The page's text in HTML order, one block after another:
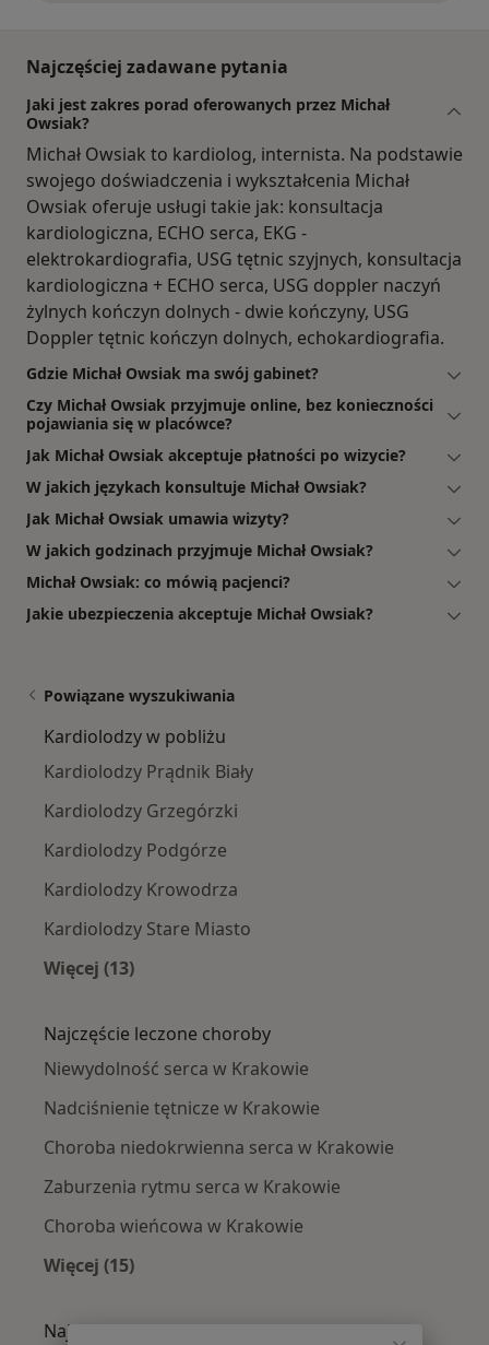
Najczęściej zadawane pytania
Jaki jest zakres porad oferowanych przez Michał
Owsiak?
Michał Owsiak to kardiolog, internista. Na podstawie
swojego doświadczenia i wykształcenia Michał
Owsiak oferuje usługi takie jak: konsultacja
kardiologiczna, ECHO serca, EKG -
elektrokardiografia, USG tętnic szyjnych, konsultacja
kardiologiczna + ECHO serca, USG doppler naczyń
żylnych kończyn dolnych - dwie kończyny, USG
Doppler tętnic kończyn dolnych, echokardiografia.
Gdzie Michał Owsiak ma swój gabinet?
Czy Michał Owsiak przyjmuje online, bez konieczności
pojawiania się w placówce?
Jak Michał Owsiak akceptuje płatności po wizycie?
W jakich językach konsultuje Michał Owsiak?
Jak Michał Owsiak umawia wizyty?
W jakich godzinach przyjmuje Michał Owsiak?
Michał Owsiak: co mówią pacjenci?
Jakie ubezpieczenia akceptuje Michał Owsiak?
Powiązane wyszukiwania
Kardiolodzy w pobliżu
Kardiolodzy Prądnik Biały
Kardiolodzy Grzegórzki
Kardiolodzy Podgórze
Kardiolodzy Krowodrza
Kardiolodzy Stare Miasto
Więcej (13)
Najczęście leczone choroby
Niewydolność serca w Krakowie
Nadciśnienie tętnicze w Krakowie
Choroba niedokrwienna serca w Krakowie
Zaburzenia rytmu serca w Krakowie
Choroba wieńcowa w Krakowie
Więcej (15)
Najpopularniejsze ubezpieczenia